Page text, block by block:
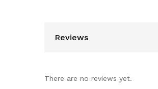
Reviews
There are no reviews yet.